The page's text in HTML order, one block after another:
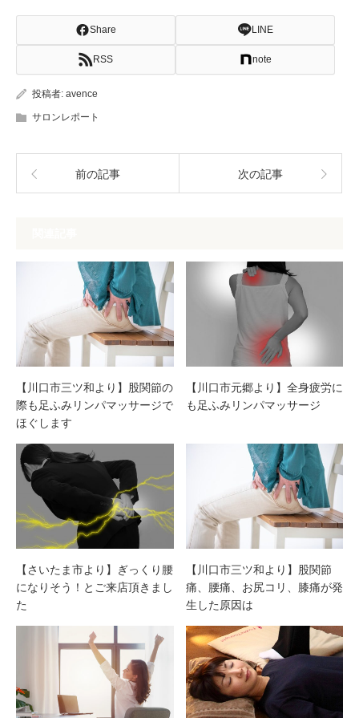
Share LINE
RSS note
投稿者: avence
サロンレポート
前の記事 次の記事
【川口市三ツ和より】股関節の
際も足ふみリンパマッサージで
ほぐします
【川口市元郷より】全身疲労に
も足ふみリンパマッサージ
【さいたま市より】ぎっくり腰
になりそう！とご来店頂きまし
た
【川口市三ツ和より】股関節
痛、腰痛、お尻コリ、膝痛が発
生した原因は